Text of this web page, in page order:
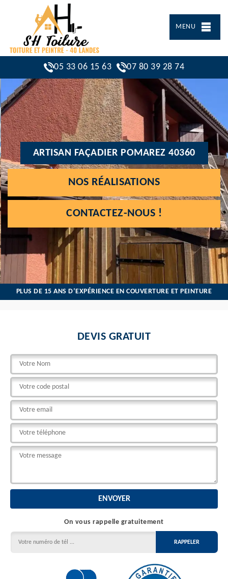
MENU
05 33 06 15 63 07 80 39 28 74
ARTISAN FAÇADIER POMAREZ 40360
NOS RÉALISATIONS
CONTACTEZ-NOUS !
PLUS DE 15 ANS D’EXPÉRIENCE EN COUVERTURE ET PEINTURE
DEVIS GRATUIT
On vous rappelle gratuitement